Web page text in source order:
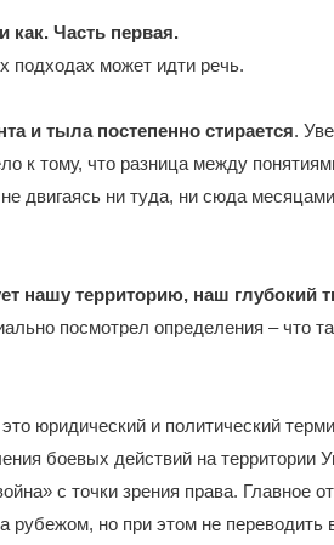
Часть первая.
подходах может идти речь.
и тыла постепенно стирается.
к тому, что разница между
двигаясь ни туда, ни сюда
нашу территорию, наш
посмотрел определения – что
юридический и политический
боевых действий на территории
с точки зрения права. Главное
рубежом, но при этом не переводить